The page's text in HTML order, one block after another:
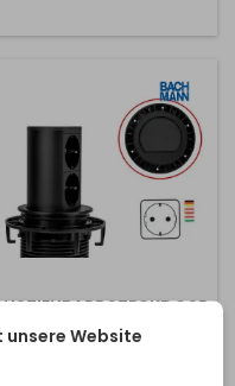
für den slowakischen,
polnischen Markt konzipiert.
STECKDOSE
ELEVATOR 2X230V
SCHUKO / SCHWARZ
Website